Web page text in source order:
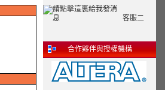
客服二
合作夥伴與授權機構